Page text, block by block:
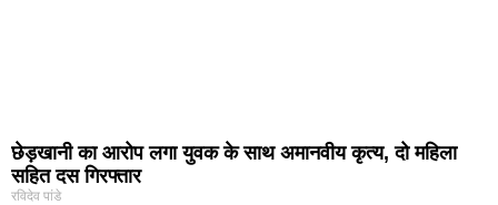
छेड़खानी का आरोप लगा युवक के साथ अमानवीय कृत्य, दो महिला
सहित दस गिरफ्तार
रविदेव पांडे